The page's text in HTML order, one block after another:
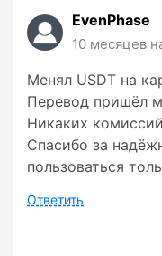
EvenPhase
10 месяцев
Менял USDT на
Перевод пришёл
Никаких
Спасибо за
пользоваться
Ответить